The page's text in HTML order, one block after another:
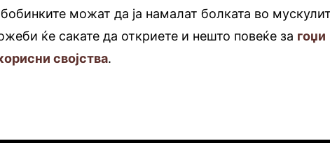
можат да ја намалат болката во
ќе сакате да откриете и нешто повеќе за гоџи
својства.